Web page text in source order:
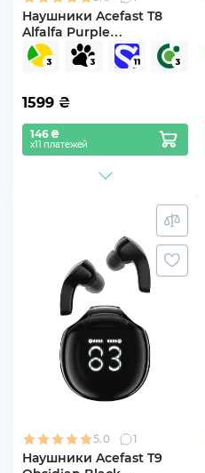
Наушники Acefast T8
Alfalfa Purple
(6974316282266)
1599 ₴
146 ₴
х11 платежей
5.0 1
Наушники Acefast T9